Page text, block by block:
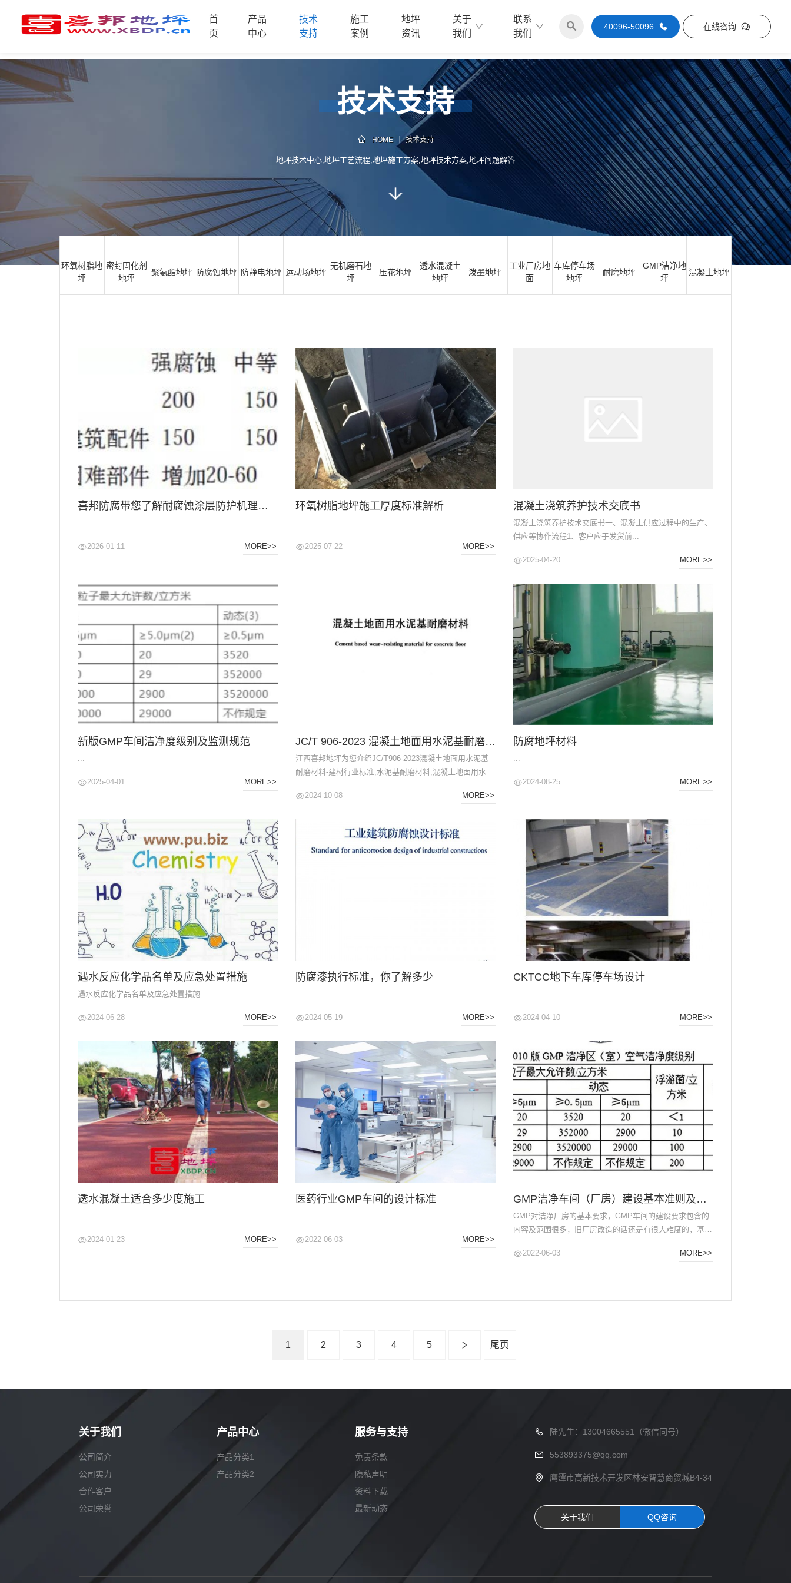
首
页
产品
中心
技术
支持
施工
案例
地坪
资讯
关于
我们
联系
我们
40096-50096 在线咨询
品
中
心
技
术
案
联
系
电
话
技术支持
HOME 技术支持
地坪技术中心,地坪工艺流程,地坪施工方案,地坪技术方案,地坪问题解答
环氧树脂地
坪
密封固化剂
地坪
聚氨酯地坪 防腐蚀地坪 防静电地坪 运动场地坪
无机磨石地
坪
压花地坪
透水混凝土
地坪
泼墨地坪
工业厂房地
面
车库停车场
地坪
耐磨地坪
GMP洁净地
坪
混凝土地坪
喜邦防腐带您了解耐腐蚀涂层防护机理与涂层钢腐蚀破坏原因及防护
...
2026-01-11 MORE>>
环氧树脂地坪施工厚度标准解析
...
2025-07-22 MORE>>
混凝土浇筑养护技术交底书
混凝土浇筑养护技术交底书一、混凝土供应过程中的生产、
供应等协作流程1、客户应于发货前...
2025-04-20 MORE>>
新版GMP车间洁净度级别及监测规范
...
2025-04-01 MORE>>
JC/T 906-2023 混凝土地面用水泥基耐磨材料
江西喜邦地坪为您介绍JC/T906-2023混凝土地面用水泥基
耐磨材料-建材行业标准,水泥基耐磨材料,混凝土地面用水泥
2024-10-08
MORE>>
防腐地坪材料
...
2024-08-25 MORE>>
遇水反应化学品名单及应急处置措施
遇水反应化学品名单及应急处置措施...
2024-06-28 MORE>>
防腐漆执行标准，你了解多少
...
2024-05-19 MORE>>
CKTCC地下车库停车场设计
...
2024-04-10 MORE>>
透水混凝土适合多少度施工
...
2024-01-23 MORE>>
医药行业GMP车间的设计标准
...
2022-06-03 MORE>>
GMP洁净车间（厂房）建设基本准则及要求
GMP对洁净厂房的基本要求，GMP车间的建设要求包含的
内容及范围很多，旧厂房改造的话还是有很大难度的，基本
品或其他，要求各不相同，具体可参照《药品生产质量管理
2022-06-03 MORE>>
1 2 3 4 5 尾页
关于我们
公司简介
公司实力
合作客户
公司荣誉
产品中心
产品分类1
产品分类2
服务与支持
免责条款
隐私声明
资料下载
最新动态
陆先生：13004665551（微信同号）
553893375@qq.com
鹰潭市高新技术开发区林安智慧商贸城B4-34
关于我们 QQ咨询